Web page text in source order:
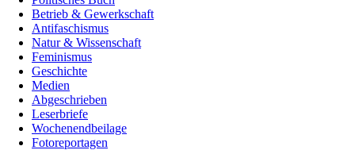
Betrieb & Gewerkschaft
Antifaschismus
Natur & Wissenschaft
Feminismus
Geschichte
Medien
Abgeschrieben
Leserbriefe
Wochenendbeilage
Fotoreportagen